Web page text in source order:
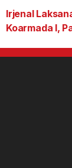
Irjenal
Koarmada I,